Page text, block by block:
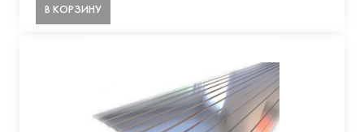
В КОРЗИНУ